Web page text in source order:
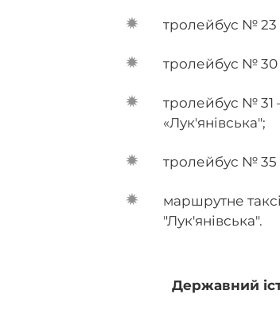
тролейбус № 23
тролейбус №
тролейбус № 31
«Лук'янівська";
тролейбус №
маршрутне
"Лук'янівська".
Державний